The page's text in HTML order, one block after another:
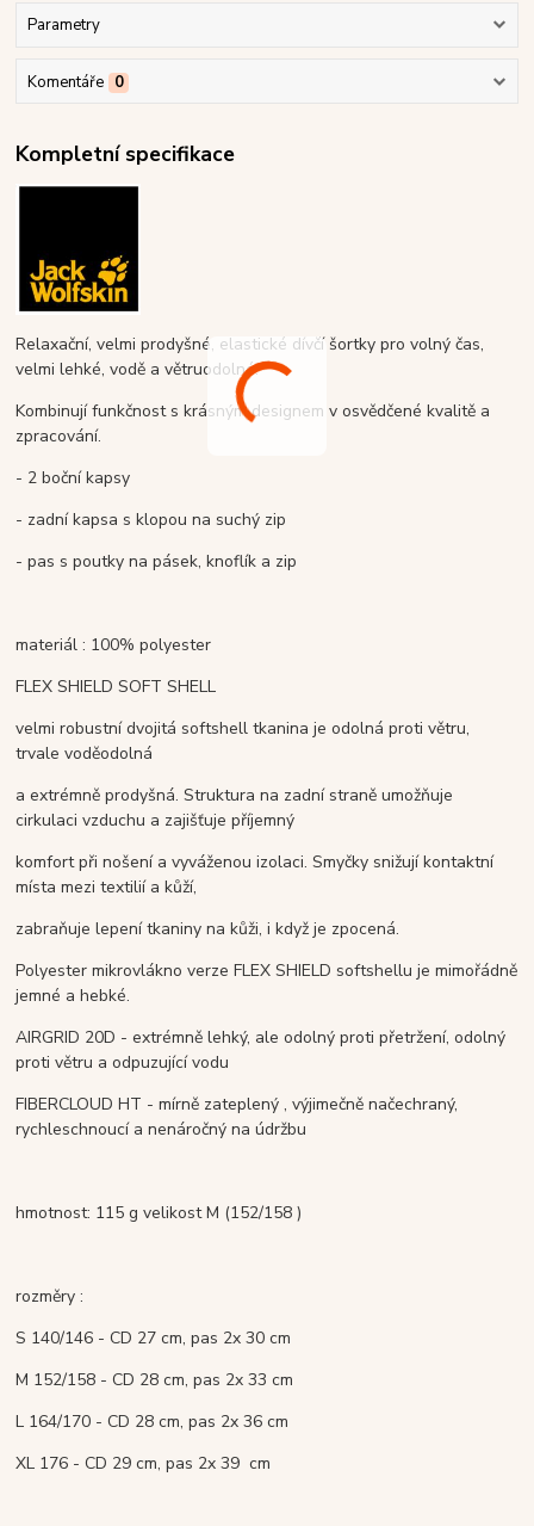
Parametry
Komentáře 0
Kompletní specifikace
Relaxační, velmi prodyšné, elastické dívčí šortky pro volný čas,
velmi lehké, vodě a větruodolné.
Kombinují funkčnost s krásným designem v osvědčené kvalitě a
zpracování.
- 2 boční kapsy
- zadní kapsa s klopou na suchý zip
- pas s poutky na pásek, knoflík a zip
materiál : 100% polyester
FLEX SHIELD SOFT SHELL
velmi robustní dvojitá softshell tkanina je odolná proti větru,
trvale voděodolná
a extrémně prodyšná. Struktura na zadní straně umožňuje
cirkulaci vzduchu a zajišťuje příjemný
komfort při nošení a vyváženou izolaci. Smyčky snižují kontaktní
místa mezi textilií a kůží,
zabraňuje lepení tkaniny na kůži, i když je zpocená.
Polyester mikrovlákno verze FLEX SHIELD softshellu je mimořádně
jemné a hebké.
AIRGRID 20D - extrémně lehký, ale odolný proti přetržení, odolný
proti větru a odpuzující vodu
FIBERCLOUD HT -mírně zateplený , výjimečně načechraný,
rychleschnoucí a nenáročný na údržbu
hmotnost: 115 g velikost M (152/158 )
rozměry :
S 140/146 - CD 27 cm, pas 2x 30 cm
M 152/158 - CD 28 cm, pas 2x 33 cm
L 164/170 - CD 28 cm, pas 2x 36 cm
XL 176 - CD 29 cm, pas 2x 39 cm